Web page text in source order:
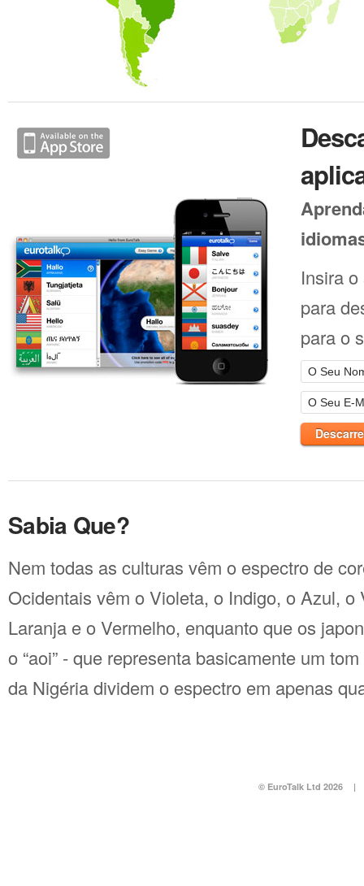
Insira
para
para o
Sabia Que?
Nem todas as culturas vêm o espectro de
Ocidentais vêm o Violeta, o Indigo, o Azul, o
Laranja e o Vermelho, enquanto que os
o “aoi” - que representa basicamente um
da Nigéria dividem o espectro em apenas
© EuroTalk Ltd 2026 |